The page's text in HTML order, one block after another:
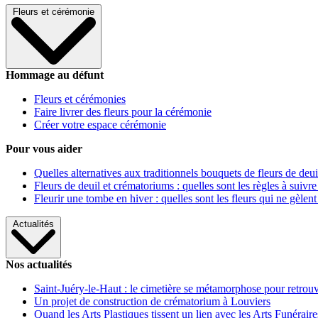
Fleurs et cérémonie
Hommage au défunt
Fleurs et cérémonies
Faire livrer des fleurs pour la cérémonie
Créer votre espace cérémonie
Pour vous aider
Quelles alternatives aux traditionnels bouquets de fleurs de
Fleurs de deuil et crématoriums : quelles sont les règles à
Fleurir une tombe en hiver : quelles sont les fleurs qui ne gèlent
Actualités
Nos actualités
Saint-Juéry-le-Haut : le cimetière se métamorphose pour
Un projet de construction de crématorium à Louviers
Quand les Arts Plastiques tissent un lien avec les Arts